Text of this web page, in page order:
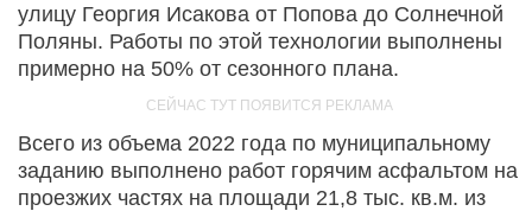
улицу Георгия Исакова от Попова до Солнечной
Поляны. Работы по этой технологии выполнены
примерно на 50% от сезонного плана.
Всего из объема 2022 года по муниципальному
заданию выполнено работ горячим асфальтом на
проезжих частях на площади 21,8 тыс. кв.м. из